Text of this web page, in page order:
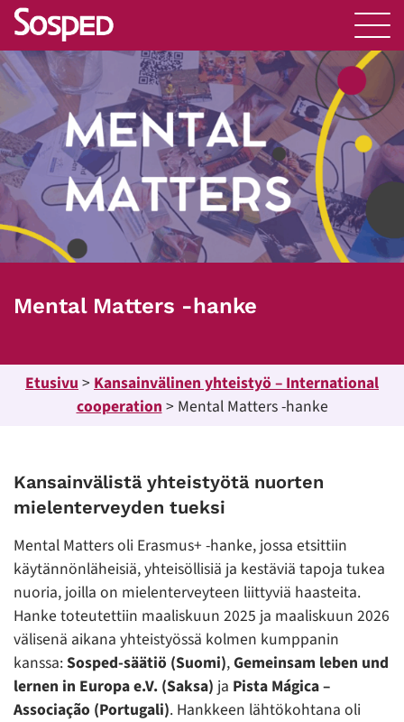
Mental Matters -hanke
Etusivu> Kansainvälinen yhteistyö – International
cooperation> Mental Matters -hanke
Kansainvälistä yhteistyötä nuorten
mielenterveyden tueksi
Mental Matters oli Erasmus+ -hanke, jossa etsittiin
käytännönläheisiä, yhteisöllisiä ja kestäviä tapoja tukea
nuoria, joilla on mielenterveyteen liittyviä haasteita.
Hanke toteutettiin maaliskuun 2025 ja maaliskuun 2026
välisenä aikana yhteistyössä kolmen kumppanin
kanssa:Sosped-säätiö (Suomi),Gemeinsam leben und
lernen in Europa e.V. (Saksa) ja Pista Mágica –
Associação (Portugali). Hankkeen lähtökohtana oli